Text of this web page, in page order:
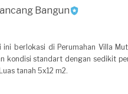
Bangun
ini berlokasi di Perumahan Villa
kondisi standart dengan sedikit
tanah 5x12 m2.